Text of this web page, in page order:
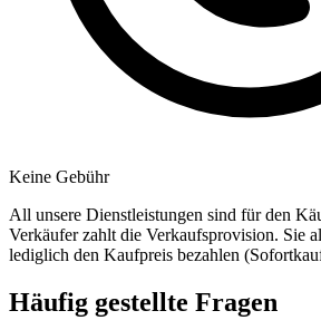
Keine Gebühr
All unsere Dienstleistungen sind für den
Verkäufer zahlt die Verkaufsprovision. Sie
lediglich den Kaufpreis bezahlen
Häufig gestellte Fragen